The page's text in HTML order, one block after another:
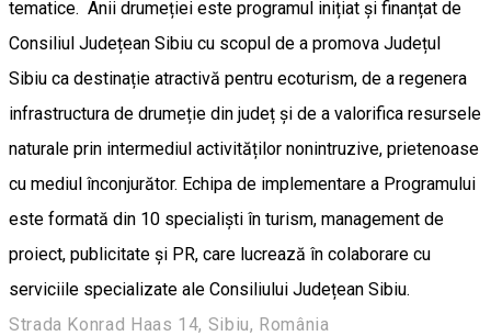
tematice. Anii drumeției este programul inițiat și finanțat de
Consiliul Județean Sibiu cu scopul de a promova Județul
Sibiu ca destinație atractivă pentru ecoturism, de a regenera
infrastructura de drumeție din județ și de a valorifica resursele
naturale prin intermediul activităților nonintruzive, prietenoase
cu mediul înconjurător. Echipa de implementare a Programului
este formată din 10 specialiști în turism, management de
proiect, publicitate și PR, care lucrează în colaborare cu
serviciile specializate ale Consiliului Județean Sibiu.
Strada Konrad Haas 14, Sibiu, România